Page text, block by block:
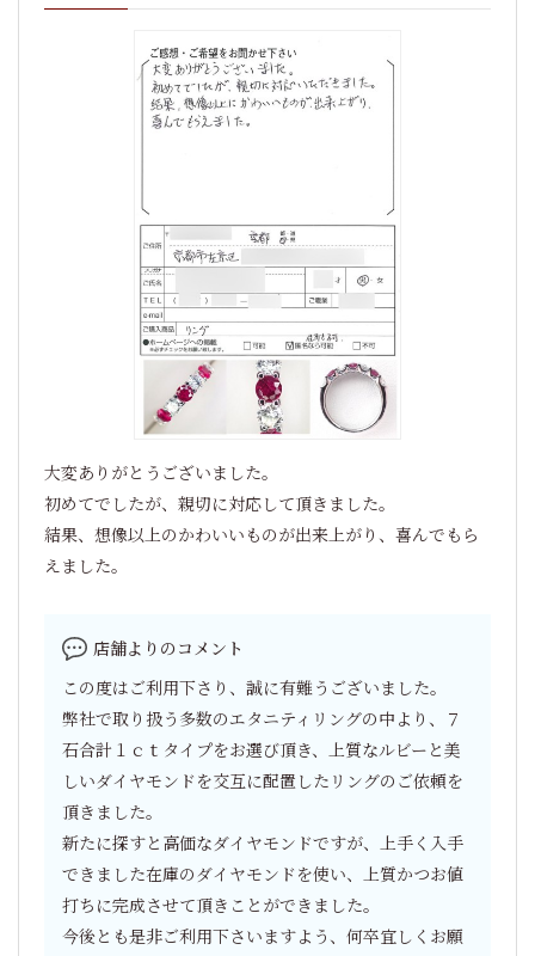
大変ありがとうございました。
初めてでしたが、親切に対応して頂きました。
結果、想像以上のかわいいものが出来上がり、喜んでもら
えました。
店舗よりのコメント
この度はご利用下さり、誠に有難うございました。
弊社で取り扱う多数のエタニティリングの中より、７
石合計１ｃｔタイプをお選び頂き、上質なルビーと美
しいダイヤモンドを交互に配置したリングのご依頼を
頂きました。
新たに探すと高価なダイヤモンドですが、上手く入手
できました在庫のダイヤモンドを使い、上質かつお値
打ちに完成させて頂きことができました。
今後とも是非ご利用下さいますよう、何卒宜しくお願